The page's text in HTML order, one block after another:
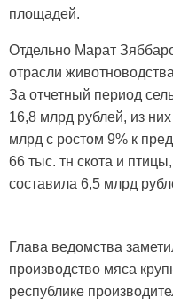
площадей.
Отдельно Марат
отрасли
За отчетный период
16,8 млрд рублей, из
млрд с ростом 9% к
66 тыс. тн скота и
составила 6,5 млрд
Глава ведомства
производство мяса
республике